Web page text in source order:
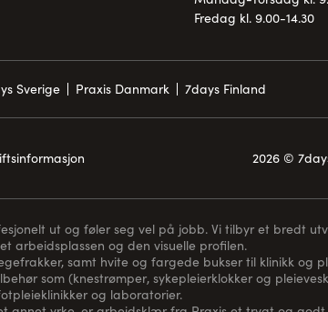
Fredag kl. 9.00-14.30
Sverige Praxis Danmark 7days Finland
2026 ©
ut og føler seg vel på jobb. Vi tilbyr et bredt
arbeidsplassen og den visuelle profilen.
samt hvite og fargede bukser til klinikk og
som (knestrømper, sykepleierklokker og
og laboratorier.